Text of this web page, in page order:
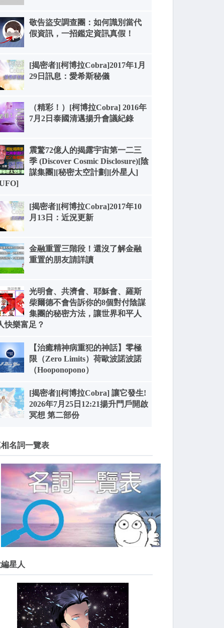
敬告盜安調查團：如何識別當代
假資訊，一招鑑定資訊真假！
[揭密者][柯博拉Cobra]2017年1月
29日訊息：愛希斯秘儀
（精彩！）[柯博拉Cobra] 2016年
7月2日泰國清邁揚升會議紀錄
震驚72億人的揭露宇宙第一二三
季 (Discover Cosmic Disclosure)[陰
謀集團][秘密太空計劃][外星人]
[揭密者][柯博拉Cobra]2017年10
月13日：近況更新
金融重置三階段！還沒了解金融
重置的朋友請詳讀
光明會、共濟會、耶穌會、羅斯
柴爾德不會告訴你的8個對付陰謀
集團的秘密方法，讓世界和平人
快樂富足？
【治癒精神病重犯的神話】零極
限（Zero Limits）荷歐波諾波諾
（Hooponopono）
[揭密者][柯博拉Cobra] 讓它發生!
2026年7月25日12:21揚升門戶開啟
冥想 第二部份
名詞一覽表
星人